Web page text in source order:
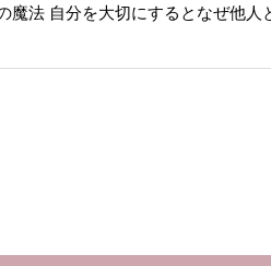
法 自分を大切にするとなぜ他人